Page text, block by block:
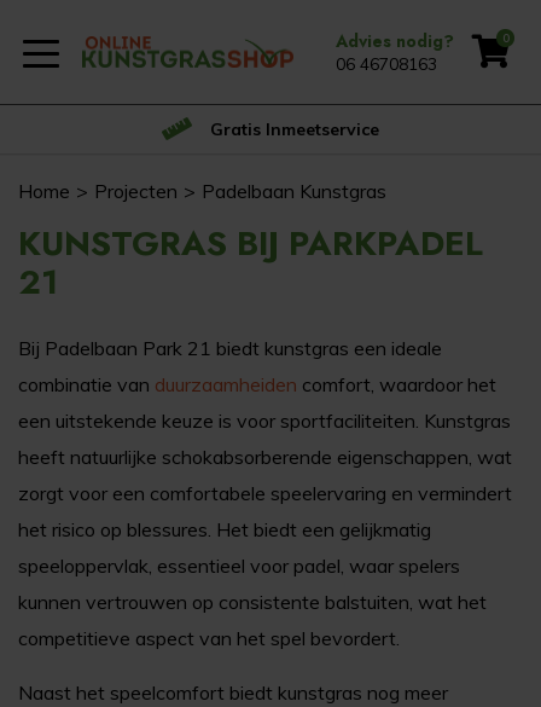
Advies nodig?
06 46708163
0
Gratis Inmeetservice
Home Projecten Padelbaan Kunstgras
KUNSTGRAS BIJ PARKPADEL
21
Bij Padelbaan Park 21 biedt kunstgras een ideale
combinatie van duurzaamheiden comfort, waardoor het
een uitstekende keuze is voor sportfaciliteiten. Kunstgras
heeft natuurlijke schokabsorberende eigenschappen, wat
zorgt voor een comfortabele speelervaring en vermindert
het risico op blessures. Het biedt een gelijkmatig
speeloppervlak, essentieel voor padel, waar spelers
kunnen vertrouwen op consistente balstuiten, wat het
competitieve aspect van het spel bevordert.
Naast het speelcomfort biedt kunstgras nog meer